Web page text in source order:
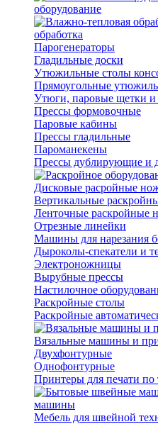
оборудование
обработка
Парогенераторы
Гладильные доски
Утюжильные столы
Прямоугольные
Утюги, паровые щетки и
Прессы формовочные
Паровые кабины
Прессы гладильные
Пароманекены
Прессы дублирующие и
Дисковые расройные
Вертикальные
Ленточные раскройные
Отрезные линейки
Машины для нарезания
Дыроколы-спекатели и
Электроножницы
Вырубные прессы
Настилочное
Раскройные столы
Раскройные
Вязальные машины и
Двухфонтурные
Однофонтурные
Принтеры для печати по
машины
Мебель для швейной